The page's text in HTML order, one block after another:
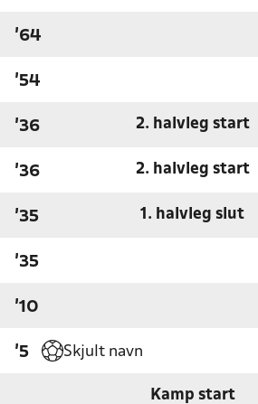
'64
'54
'36 2. halvleg start
'36 2. halvleg start
'35 1. halvleg slut
'35
'10
'5 Skjult navn
Kamp start